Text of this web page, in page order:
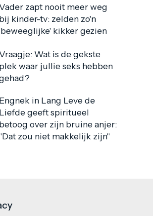
zapt nooit meer weg
bij kinder-tv: zelden zo'n
kikker gezien
Wat is de gekste
plek waar jullie seks hebben
Engnek in Lang Leve de
Liefde geeft spiritueel
betoog over zijn bruine anjer:
zou niet makkelijk zijn"